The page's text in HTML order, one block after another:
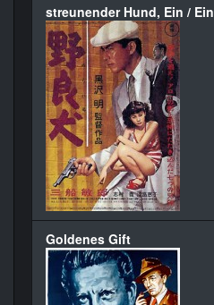
streunender Hund, Ein /
Goldenes Gift